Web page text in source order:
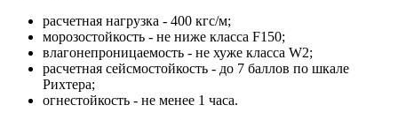
расчетная нагрузка - 400 кгс/м;
морозостойкость - не ниже класса F150;
влагонепроницаемость - не хуже класса W2;
расчетная сейсмостойкость - до 7 баллов по шкале
Рихтера;
огнестойкость - не менее 1 часа.